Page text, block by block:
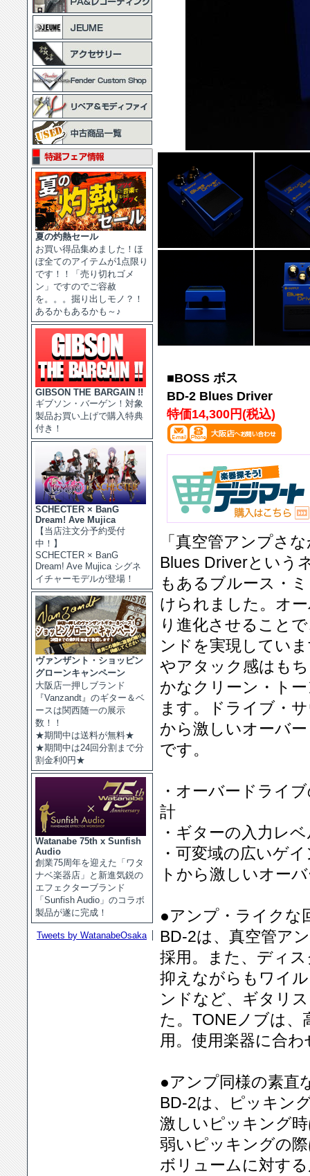
夏の灼熱セール
お買い得品集めました！ほ
ぼ全てのアイテムが1点限り
です！！「売り切れゴメ
ン」ですのでご容赦
を。。。掘り出しモノ？！
あるかもあるかも～♪
GIBSON THE BARGAIN !!
ギブソン・バーゲン！対象
製品お買い上げで購入特典
付き！
SCHECTER × BanG
Dream! Ave Mujica
【当店注文分予約受付
中！】
SCHECTER × BanG
Dream! Ave Mujica シグネ
イチャーモデルが登場！
ヴァンザント・ショッピン
グローンキャンペーン
大阪店一押しブランド
『Vanzandt』のギター＆ベ
ースは関西随一の展示
数！！
★期間中は送料が無料★
★期間中は24回分割まで分
割金利0円★
Watanabe 75th x Sunfish
Audio
創業75周年を迎えた「ワタ
ナベ楽器店」と新進気鋭の
エフェクターブランド
「Sunfish Audio」のコラボ
製品が遂に完成！
Tweets by WatanabeOsaka
■BOSS ボス
BD-2 Blues Driver
特価14,300円(税込)
「真空管アンプさ
Blues Driverという
もあるブルース・
けられました。オ
り進化させること
ンドを実現してい
やアタック感はも
かなクリーン・ト
ます。ドライブ・
から激しいオーバ
です。
・オーバードライ
計
・ギターの入力レ
・可変域の広いゲ
トから激しいオー
●アンプ・ライクな
BD-2は、真空管ア
採用。また、ディ
抑えながらもワイ
ンドなど、ギタリ
た。TONEノブは、
用。使用楽器に合
●アンプ同様の素直
BD-2は、ピッキン
激しいピッキング
弱いピッキングの
ボリュームに対す